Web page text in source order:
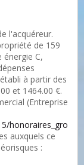
l'acquéreur.
de 159
énergie C,
à partir des
et 1464.00 €.
(Entreprise
honoraires_gro
auxquels ce
: